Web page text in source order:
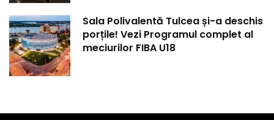
Sala Polivalentă Tulcea și-a deschis
porțile! Vezi Programul complet al
meciurilor FIBA U18